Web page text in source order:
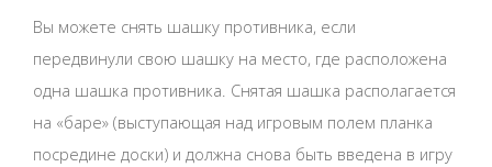
Вы можете снять шашку противника, если
передвинули свою шашку на место, где расположена
одна шашка противника. Снятая шашка располагается
на «баре» (выступающая над игровым полем планка
посредине доски) и должна снова быть введена в игру